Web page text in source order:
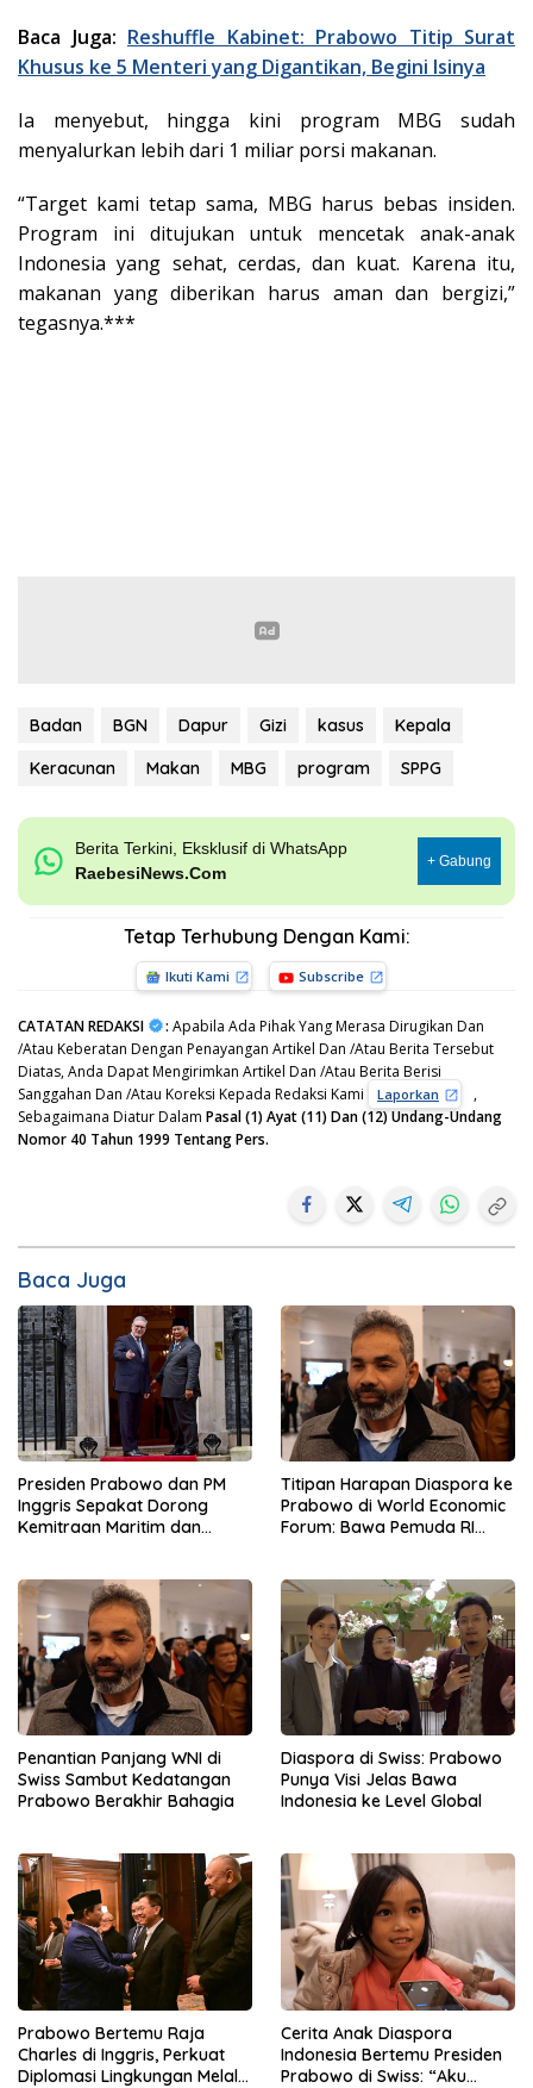
Baca Juga: Reshuffle Kabinet: Prabowo Titip Surat
Khusus ke 5 Menteri yang Digantikan, Begini Isinya
Ia menyebut, hingga kini program MBG sudah
menyalurkan lebih dari 1 miliar porsi makanan.
“Target kami tetap sama, MBG harus bebas insiden.
Program ini ditujukan untuk mencetak anak-anak
Indonesia yang sehat, cerdas, dan kuat. Karena itu,
makanan yang diberikan harus aman dan bergizi,”
tegasnya.***
Badan BGN Dapur Gizi kasus
Kepala
Keracunan
Makan MBG program SPPG
Berita Terkini, Eksklusif di WhatsApp
RaebesiNews.Com
+ Gabung
Tetap Terhubung Dengan Kami:
Ikuti Kami Subscribe
CATATAN REDAKSI : Apabila Ada Pihak Yang Merasa Dirugikan Dan
/Atau Keberatan Dengan Penayangan Artikel Dan /Atau Berita Tersebut
Diatas, Anda Dapat Mengirimkan Artikel Dan /Atau Berita Berisi
Sanggahan Dan /Atau Koreksi Kepada Redaksi Kami
Laporkan
,
Sebagaimana Diatur Dalam Pasal (1) Ayat (11) Dan (12) Undang-Undang
Nomor 40 Tahun 1999 Tentang Pers.
Baca Juga
Presiden Prabowo dan PM
Inggris Sepakat Dorong
Kemitraan Maritim dan
Titipan Harapan Diaspora ke
Prabowo di World Economic
Forum: Bawa Pemuda RI
Penantian Panjang WNI di
Swiss Sambut Kedatangan
Prabowo Berakhir Bahagia
Diaspora di Swiss: Prabowo
Punya Visi Jelas Bawa
Indonesia ke Level Global
Prabowo Bertemu Raja
Charles di Inggris, Perkuat
Diplomasi Lingkungan Melalui
Cerita Anak Diaspora
Indonesia Bertemu Presiden
Prabowo di Swiss: “Aku